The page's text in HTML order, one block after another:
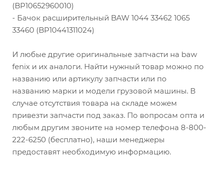
(BP10652960010)
- Бачок расширительный BAW 1044 33462 1065
33460 (BP10441311024)
И любые другие оригинальные запчасти на baw
fenix и их аналоги. Найти нужный товар можно по
названию или артикулу запчасти или по
названию марки и модели грузовой машины. В
случае отсутствия товара на складе можем
привезти запчасти под заказ. По вопросам опта и
любым другим звоните на номер телефона 8-800-
222-6250 (бесплатно), наши менеджеры
предоставят необходимую информацию.